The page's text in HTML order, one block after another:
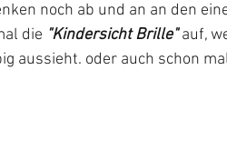
noch ab und an an den
die "Kindersicht Brille" auf,
aussieht. oder auch schon